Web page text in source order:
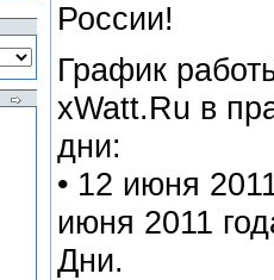
России!
График
xWatt.Ru в
дни:
• 12 июня
июня 2011
Дни.